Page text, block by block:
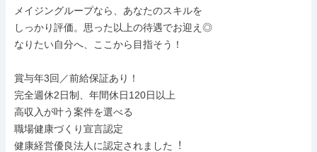
メイジングループなら、あなたのスキルを
しっかり評価。思った以上の待遇でお迎え◎
なりたい自分へ、ここから目指そう！
賞与年3回／前給保証あり！
完全週休2日制、年間休日120日以上
高収入が叶う案件を選べる
職場健康づくり宣言認定
健康経営優良法⼈に認定されました︕